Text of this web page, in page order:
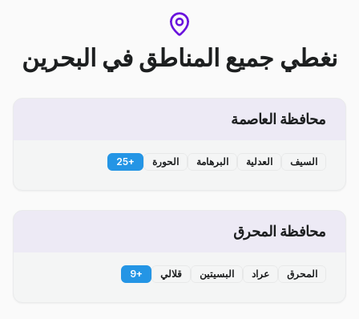
نغطي جميع المناطق في البحرين
محافظة العاصمة
السيف العدلية البرهامة الحورة +
25
محافظة المحرق
المحرق عراد البسيتين قلالي +
9